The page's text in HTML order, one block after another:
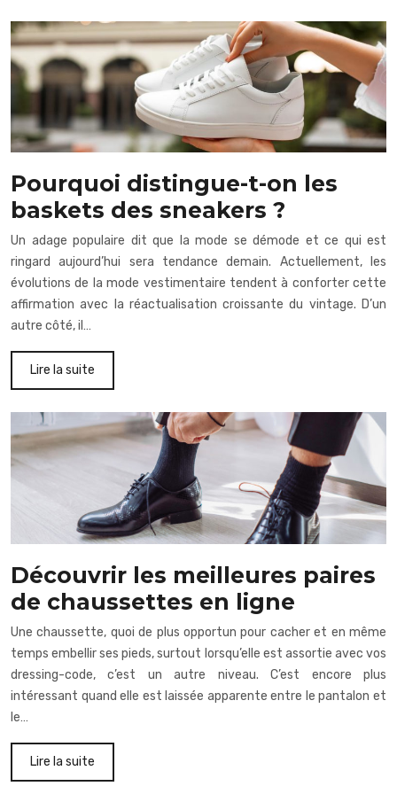
Pourquoi distingue-t-on les
baskets des sneakers ?
Un adage populaire dit que la mode se démode et ce qui est
ringard aujourd’hui sera tendance demain. Actuellement, les
évolutions de la mode vestimentaire tendent à conforter cette
affirmation avec la réactualisation croissante du vintage. D’un
autre côté, il…
Lire la suite
Découvrir les meilleures paires
de chaussettes en ligne
Une chaussette, quoi de plus opportun pour cacher et en même
temps embellir ses pieds, surtout lorsqu’elle est assortie avec vos
dressing-code, c’est un autre niveau. C’est encore plus
intéressant quand elle est laissée apparente entre le pantalon et
le…
Lire la suite